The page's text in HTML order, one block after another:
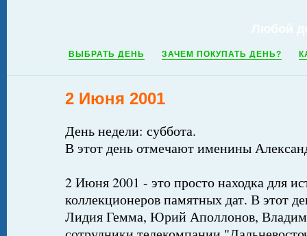
ВЫБРАТЬ ДЕНЬ ЗАЧЕМ ПОКУПАТЬ ДЕНЬ?
2 Июня 2001
День недели: суббота.
В этот день отмечают именины
2 Июня 2001 - это просто находка для
коллекционеров памятных дат. В этот
Лидия Гемма, Юрий Аполлонов,